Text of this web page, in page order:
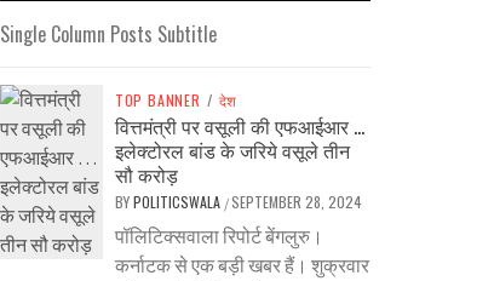
Single Column Posts Subtitle
TOP BANNER / देश
वित्तमंत्री पर वसूली की एफआईआर …
इलेक्टोरल बांड के जरिये वसूले तीन
सौ करोड़
BYPOLITICSWALA /SEPTEMBER 28, 2024
पॉलिटिक्सवाला रिपोर्ट बेंगलुरु।
कर्नाटक से एक बड़ी खबर हैं। शुक्रवार